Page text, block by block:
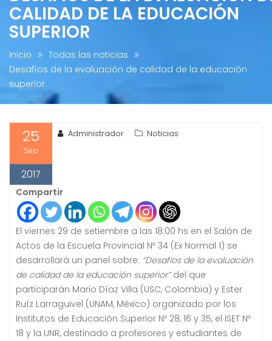
CALIDAD DE LA EDUCACIÓN
SUPERIOR
Inicio
Todas las noticias
Desafíos de la evaluación de calidad de la educación
superior
25
Sep
2017
Administrador Noticias
Compartir
El viernes 29 de setiembre a las 18:00 hs en el Salón de
Actos de la Escuela Provincial Nº 34 (Ex Normal 1) se
desarrollará un panel sobre: “Desafíos de la evaluación
de calidad de la educación superior”del que
participarán Mario Díaz Villa (USC, Colombia) y Ester
Ruíz Larraguivel (UNAM, México) organizado por los
Institutos de Educación Superior Nº 28, 16 y 35, el ISET Nº
18 y la UNR, destinado a profesores y estudiantes de